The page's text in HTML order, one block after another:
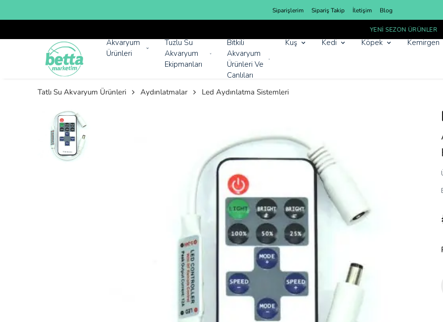
Siparişlerim Sipariş Takip İletişim Blog
Akvaryum
Ürünleri
Tuzlu Su
Akvaryum
Ekipmanları
Bitkili
Akvaryum
Ürünleri Ve
Canlıları
Kuş Kedi Köpek Kemirgen
Tatlı Su Akvaryum Ürünleri Aydınlatmalar Led Aydınlatma Sistemleri